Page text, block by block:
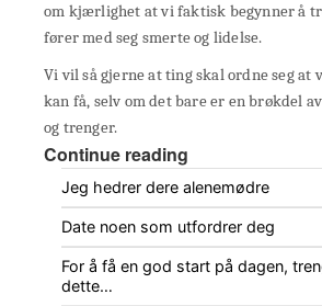
om kjærlighet at vi faktisk begynner å
fører med seg smerte og lidelse.
Vi vil så gjerne at ting skal ordne seg at
kan få, selv om det bare er en brøkdel
og trenger.
Continue reading
Jeg hedrer dere alenemødre
Date noen som utfordrer deg
For å få en god start på dagen,
dette…